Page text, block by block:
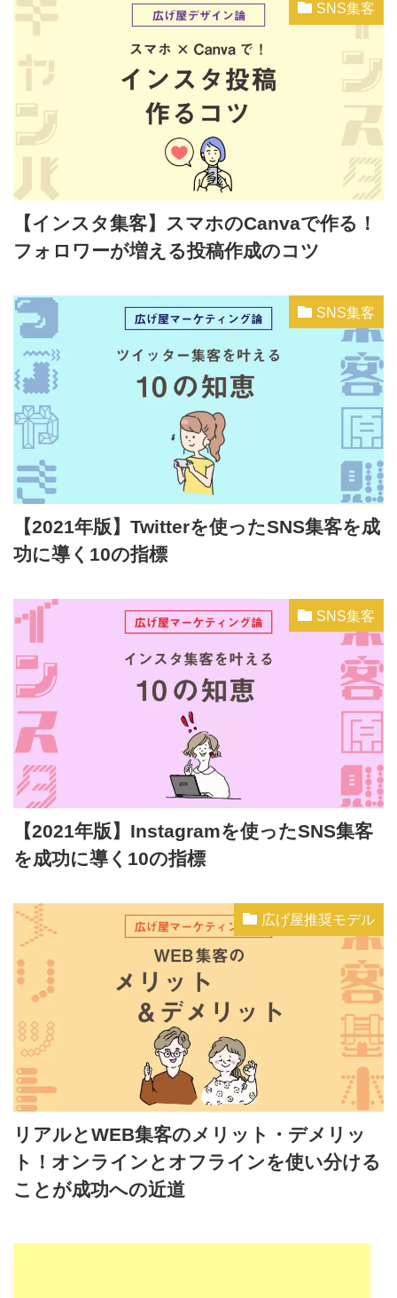
SNS集客
【インスタ集客】スマホのCanvaで作る！
フォロワーが増える投稿作成のコツ
SNS集客
【2021年版】Twitterを使ったSNS集客を成
功に導く10の指標
SNS集客
【2021年版】Instagramを使ったSNS集客
を成功に導く10の指標
広げ屋推奨モデル
リアルとWEB集客のメリット・デメリッ
ト！オンラインとオフラインを使い分ける
ことが成功への近道